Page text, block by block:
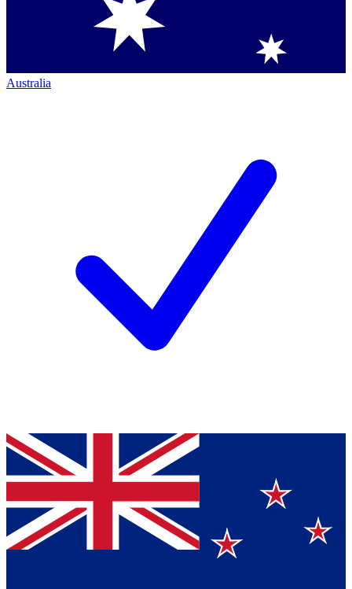
Australia